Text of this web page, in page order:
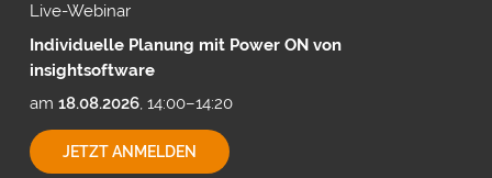
Live-Webinar
Individuelle Planung mit Power ON von
insightsoftware
am 18.08.2026, 14:00–14:20
JETZT ANMELDENINDIVIDUELLE
PLANUNG